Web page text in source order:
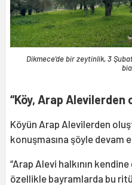
Dikmece'de bir zeytinlik, 3
“Köy, Arap Alevilerden
Köyün Arap Alevilerden
konuşmasına şöyle devam
“Arap Alevi halkının
özellikle bayramlarda bu